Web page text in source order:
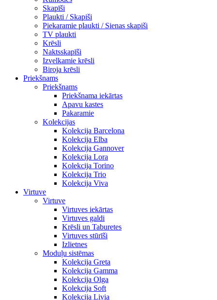
Skapīši
Plaukti / Skapiši
Piekaramie plaukti / Sienas skapiši
TV plaukti
Krēsli
Naktsskapīši
Izvelkamie krēsli
Biroja krēsli
Priekšnams
Priekšnams
Priekšnama iekārtas
Apavu kastes
Pakaramie
Kolekcijas
Kolekcija Barcelona
Kolekcija Elba
Kolekcija Gannover
Kolekcija Lora
Kolekcija Torino
Kolekcija Trio
Kolekcija Viva
Virtuve
Virtuve
Virtuves iekārtas
Virtuves galdi
Krēsli un Taburetes
Virtuves stūrīši
Izlietnes
Moduļu sistēmas
Kolekcija Greta
Kolekcija Gamma
Kolekcija Olga
Kolekcija Soft
Kolekcija Livia